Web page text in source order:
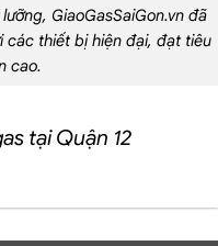
GiaoGasSaiGon.vn đã
các thiết bị hiện đại, đạt tiêu
cao.
tại Quận 12